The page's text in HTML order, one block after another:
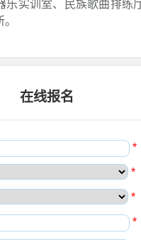
乐实训室、民族歌曲排练
在线报名
*
*
*
*